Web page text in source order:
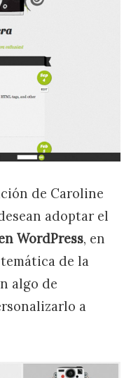
de Caroline
adoptar el
WordPress, en
de la
algo de
a